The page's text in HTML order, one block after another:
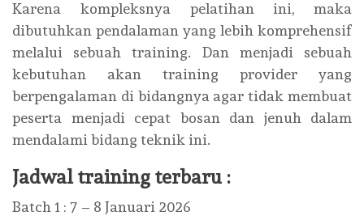
Karena kompleksnya pelatihan ini, maka
dibutuhkan pendalaman yang lebih komprehensif
melalui sebuah training. Dan menjadi sebuah
kebutuhan akan training provider yang
berpengalaman di bidangnya agar tidak membuat
peserta menjadi cepat bosan dan jenuh dalam
mendalami bidang teknik ini.
Jadwal training terbaru :
Batch 1 : 7 – 8 Januari 2026